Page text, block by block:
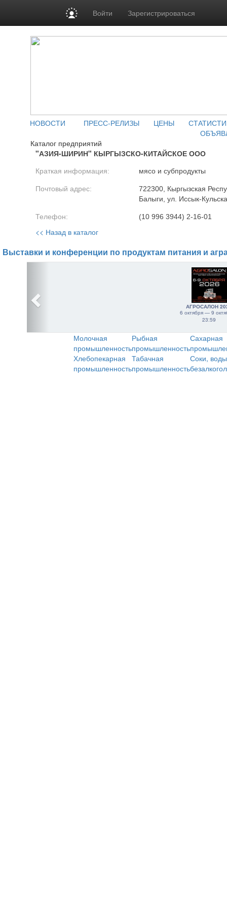
Войти Зарегистрироваться
НОВОСТИ ПРЕСС-РЕЛИЗЫ ЦЕНЫ
Каталог предприятий
"АЗИЯ-ШИРИН" КЫРГЫЗСКО-КИТАЙСКОЕ ООО
Краткая информация: мясо и субпродукты
Почтовый адрес:
722300, Кыргызская
Балыги, ул. Иссык-
Телефон: (10 996 3944) 2-16-01
<< Назад в каталог
Выставки и конференции по продуктам питания и
АГРОСАЛОН
6 октября — 9
23:59
Молочная
промышленность
Рыбная
промышленность
Сахарная
Хлебопекарная
промышленность
Табачная
промышленность
Соки,